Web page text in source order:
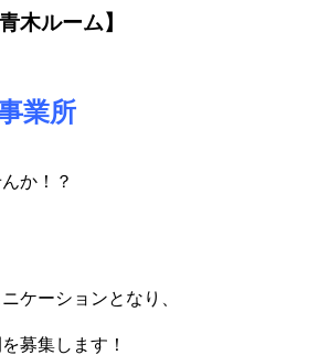
木ルーム】
業所
か！？
ケーションとなり、
募集します！